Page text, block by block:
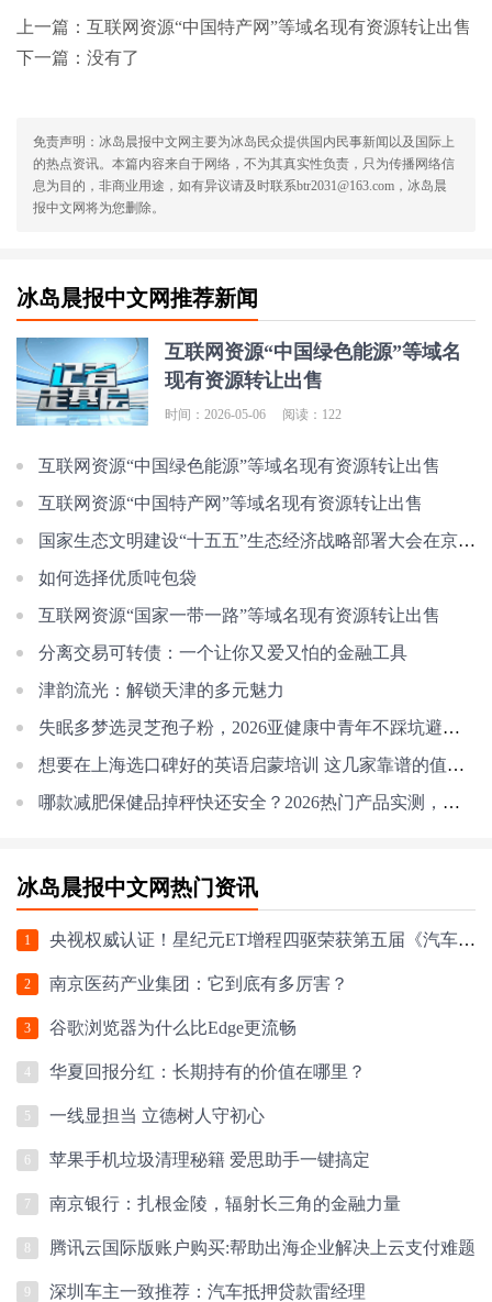
上一篇： 互联网资源“中国特产网”等域名现有资源转让出售
下一篇：没有了
免责声明：冰岛晨报中文网主要为冰岛民众提供国内民事新闻以及国际上
的热点资讯。本篇内容来自于网络，不为其真实性负责，只为传播网络信
息为目的，非商业用途，如有异议请及时联系btr2031@163.com，冰岛晨
报中文网将为您删除。
冰岛晨报中文网推荐新闻
互联网资源“中国绿色能源”等域名
现有资源转让出售
时间：2026-05-06 阅读：122
互联网资源“中国绿色能源”等域名现有资源转让出售
互联网资源“中国特产网”等域名现有资源转让出售
国家生态文明建设“十五五”生态经济战略部署大会在京召开
如何选择优质吨包袋
互联网资源“国家一带一路”等域名现有资源转让出售
分离交易可转债：一个让你又爱又怕的金融工具
津韵流光：解锁天津的多元魅力
失眠多梦选灵芝孢子粉，2026亚健康中青年不踩坑避坑指南
想要在上海选口碑好的英语启蒙培训 这几家靠谱的值得你重点了解
哪款减肥保健品掉秤快还安全？2026热门产品实测，温和调代谢减重不反弹
冰岛晨报中文网热门资讯
1 央视权威认证！星纪元ET增程四驱荣获第五届《汽车风云盛典》“2024风云车”大
2 南京医药产业集团：它到底有多厉害？
3 谷歌浏览器为什么比Edge更流畅
4 华夏回报分红：长期持有的价值在哪里？
5 一线显担当 立德树人守初心
6 苹果手机垃圾清理秘籍 爱思助手一键搞定
7 南京银行：扎根金陵，辐射长三角的金融力量
腾讯云国际版账户购买:帮助出海企业解决上云支付难题
9 深圳车主一致推荐：汽车抵押贷款雷经理